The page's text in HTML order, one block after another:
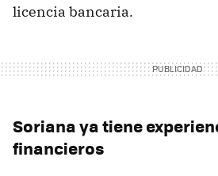
licencia bancaria.
Soriana ya tiene
financieros